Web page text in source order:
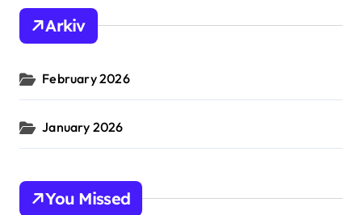
h
o
:
Arkiv
February 2026
January 2026
You Missed